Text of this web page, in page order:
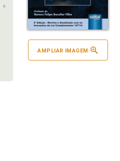
AMPLIAR IMAGEM